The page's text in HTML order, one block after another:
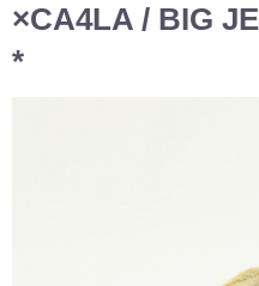
×CA4LA / BIG
*